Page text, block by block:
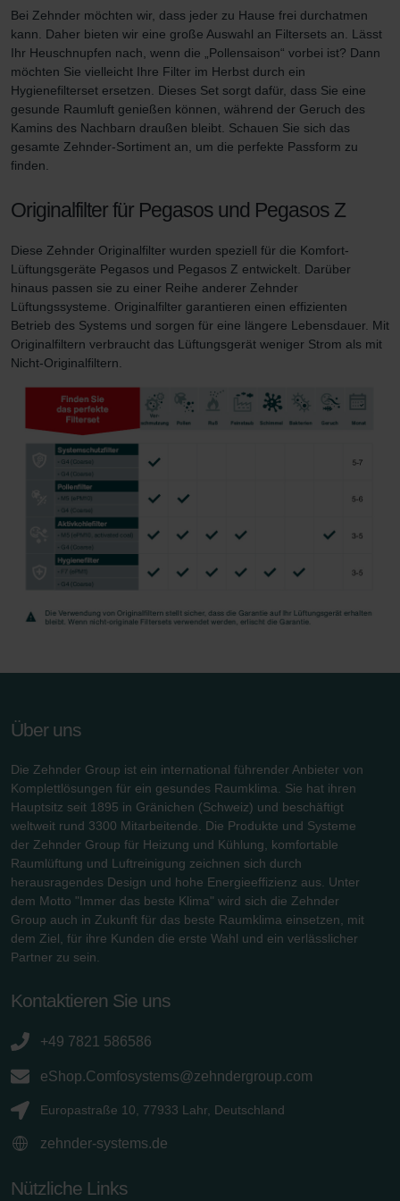
Zehnder Group UK Limited: Privacy Policy
Zehnder Group Deutschland GmbH
Bei Zehnder möchten wir, dass jeder zu Hause frei durchatmen
kann. Daher bieten wir eine große Auswahl an Filtersets an. Lässt
Ihr Heuschnupfen nach, wenn die „Pollensaison“ vorbei ist? Dann
möchten Sie vielleicht Ihre Filter im Herbst durch ein
Hygienefilterset ersetzen. Dieses Set sorgt dafür, dass Sie eine
gesunde Raumluft genießen können, während der Geruch des
Kamins des Nachbarn draußen bleibt. Schauen Sie sich das
gesamte Zehnder-Sortiment an, um die perfekte Passform zu
finden.
Originalfilter für Pegasos und Pegasos Z
Diese Zehnder Originalfilter wurden speziell für die Komfort-
Lüftungsgeräte Pegasos und Pegasos Z entwickelt. Darüber
hinaus passen sie zu einer Reihe anderer Zehnder
Lüftungssysteme. Originalfilter garantieren einen effizienten
Betrieb des Systems und sorgen für eine längere Lebensdauer. Mit
Originalfiltern verbraucht das Lüftungsgerät weniger Strom als mit
Nicht-Originalfiltern.
Über uns
Die Zehnder Group ist ein international führender Anbieter von
Komplettlösungen für ein gesundes Raumklima. Sie hat ihren
Hauptsitz seit 1895 in Gränichen (Schweiz) und beschäftigt
weltweit rund 3300 Mitarbeitende. Die Produkte und Systeme
der Zehnder Group für Heizung und Kühlung, komfortable
Raumlüftung und Luftreinigung zeichnen sich durch
herausragendes Design und hohe Energieeffizienz aus. Unter
dem Motto "Immer das beste Klima" wird sich die Zehnder
Group auch in Zukunft für das beste Raumklima einsetzen, mit
dem Ziel, für ihre Kunden die erste Wahl und ein verlässlicher
Partner zu sein.
Kontaktieren Sie uns
+49 7821 586586
eShop.Comfosystems@zehndergroup.com
Europastraße 10, 77933 Lahr, Deutschland
zehnder-systems.de
Nützliche Links